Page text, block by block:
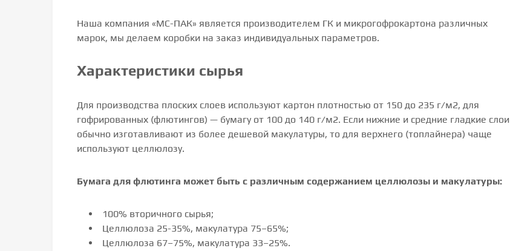
Наша компания «МС-ПАК» является производителем ГК и микрогофрокартона различных
марок, мы делаем коробки на заказ индивидуальных параметров.
Характеристики сырья
Для производства плоских слоев используют картон плотностью от 150 до 235 г/м2, для
гофрированных (флютингов) — бумагу от 100 до 140 г/м2. Если нижние и средние гладкие слои
обычно изготавливают из более дешевой макулатуры, то для верхнего (топлайнера) чаще
используют целлюлозу.
Бумага для флютинга может быть с различным содержанием целлюлозы и макулатуры:
100% вторичного сырья;
Целлюлоза 25-35%, макулатура 75–65%;
Целлюлоза 67–75%, макулатура 33–25%.